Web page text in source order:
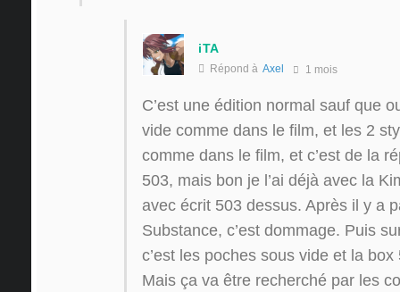
iTA
Répond à Axel 1 mois
C’est une édition normal sauf que
vide comme dans le film, et les 2
comme dans le film, et c’est de la
503, mais bon je l’ai déjà avec la
avec écrit 503 dessus. Après il y a
Substance, c’est dommage. Puis
c’est les poches sous vide et la
Mais ça va être recherché par les